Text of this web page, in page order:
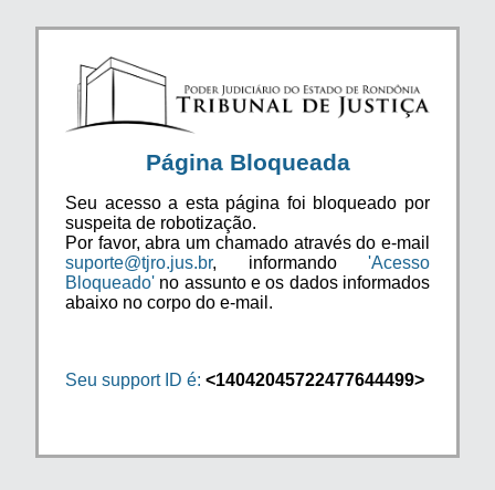
Página Bloqueada
Seu acesso a esta página foi bloqueado por
suspeita de robotização.
Por favor, abra um chamado através do e-mail
suporte@tjro.jus.br, informando 'Acesso
Bloqueado' no assunto e os dados informados
abaixo no corpo do e-mail.
Seu support ID é: <14042045722477644499>